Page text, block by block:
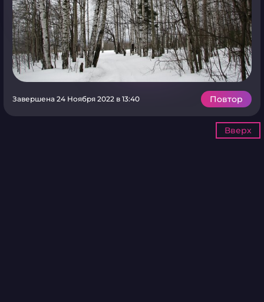
Завершена 24 Ноября 2022 в 13:40 Повтор
Вверх